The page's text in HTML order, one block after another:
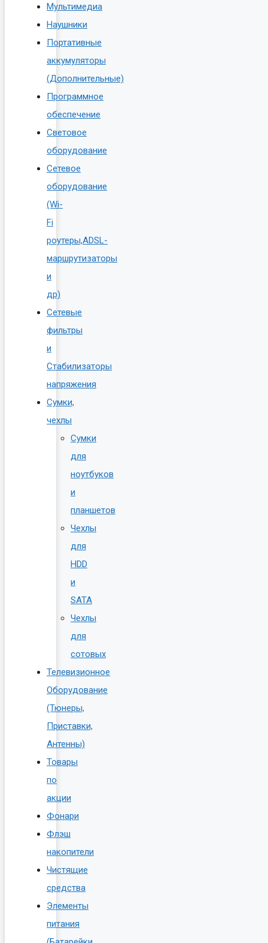
Мультимедиа
Наушники
Портативные
аккумуляторы
(Дополнительные)
Программное
обеспечение
Световое
оборудование
Сетевое
оборудование
(Wi-
Fi
роутеры,ADSL-
маршрутизаторы
и
др)
Сетевые
фильтры
и
Стабилизаторы
напряжения
Сумки,
чехлы
Сумки
для
ноутбуков
и
планшетов
Чехлы
для
HDD
и
SATA
Чехлы
для
сотовых
Телевизионное
Оборудование
(Тюнеры,
Приставки,
Антенны)
Товары
по
акции
Фонари
Флэш
накопители
Чистящие
средства
Элементы
питания